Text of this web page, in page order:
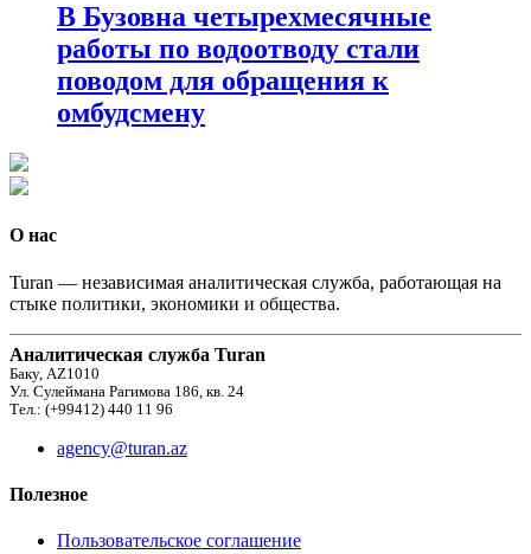
В Бузовна четырехмесячные
работы по водоотводу стали
поводом для обращения к
омбудсмену
О нас
Turan — независимая аналитическая служба, работающая на
стыке политики, экономики и общества.
Аналитическая служба Turan
Баку, AZ1010
Ул. Сулеймана Рагимова 186, кв. 24
Тел.: (+99412) 440 11 96
agency@turan.az
Полезное
Пользовательское соглашение